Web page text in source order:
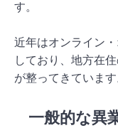
す。
近年はオンライン
しており、地方在
が整ってきています
一般的な異